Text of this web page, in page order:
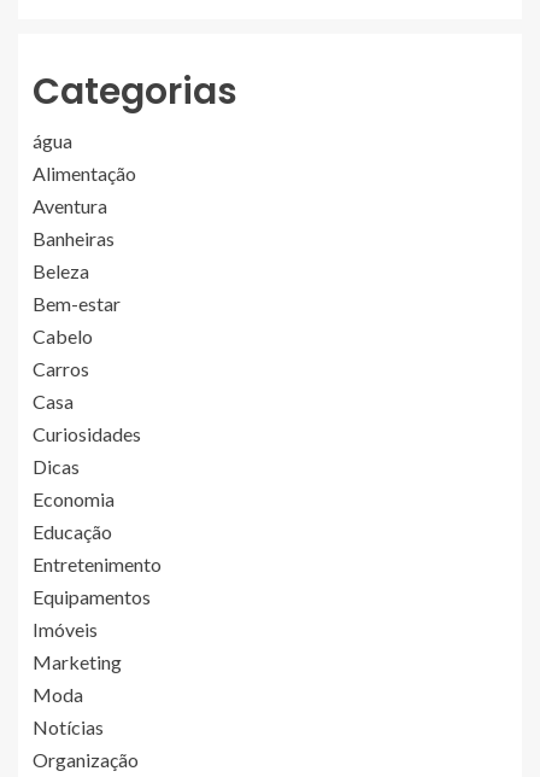
Categorias
água
Alimentação
Aventura
Banheiras
Beleza
Bem-estar
Cabelo
Carros
Casa
Curiosidades
Dicas
Economia
Educação
Entretenimento
Equipamentos
Imóveis
Marketing
Moda
Notícias
Organização